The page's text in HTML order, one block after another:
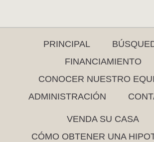
PRINCIPAL
FINANCIAMIENTO
CONOCER NUESTRO
ADMINISTRACIÓN
VENDA SU CASA
CÓMO OBTENER UNA